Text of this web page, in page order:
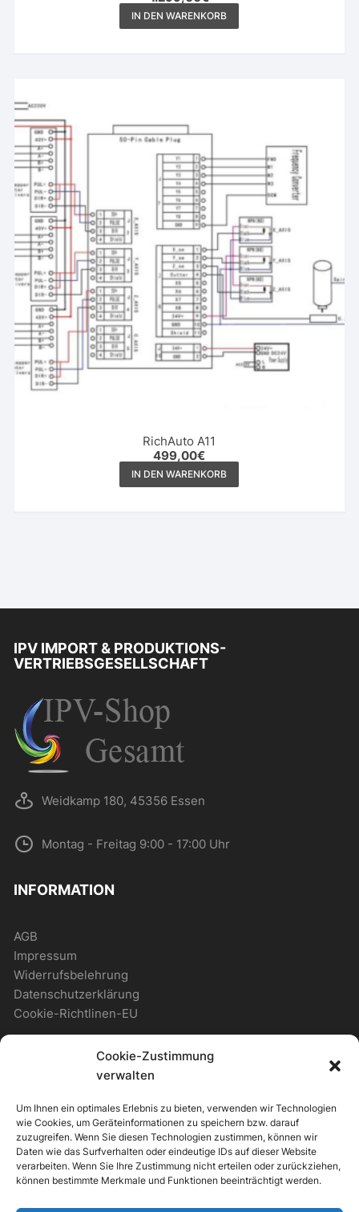
Cookie-Zustimmung
verwalten
Um Ihnen ein optimales Erlebnis zu bieten, verwenden wir Technologien
wie Cookies, um Geräteinformationen zu speichern bzw. darauf
zuzugreifen. Wenn Sie diesen Technologien zustimmen, können wir
Daten wie das Surfverhalten oder eindeutige IDs auf dieser Website
verarbeiten. Wenn Sie Ihre Zustimmung nicht erteilen oder zurückziehen,
können bestimmte Merkmale und Funktionen beeinträchtigt werden.
IN DEN WARENKORB
RichAuto A11
499,00€
IN DEN WARENKORB
IPV IMPORT & PRODUKTIONS-
VERTRIEBSGESELLSCHAFT
Weidkamp 180, 45356 Essen
Montag - Freitag 9:00 - 17:00 Uhr
INFORMATION
AGB
Impressum
Widerrufsbelehrung
Datenschutzerklärung
Cookie-Richtlinen-EU
WICHTIGES
Zahlungsmöglichkeiten
Versandmöglichkeiten
Newsletter